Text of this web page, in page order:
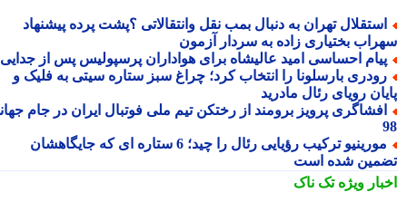
تهران به دنبال بمب نقل وانتقالاتی ؟پشت پرده پیشنهاد
بختیاری زاده به سردار آزمون
احساسی امید عالیشاه برای هواداران پرسپولیس پس از جدایی
بارسلونا را انتخاب کرد؛ چراغ سبز ستاره سیتی به فلیک و
رویای رئال مادرید
پرویز برومند از رختکن تیم ملی فوتبال ایران در جام جهانی
مورینیو ترکیب رؤیایی رئال را چید؛ 6 ستاره ای که جایگاهشان
شده است
ویژهتک ناک